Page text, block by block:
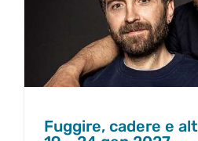
Fuggire, cadere e
19 – 24 gen
Fuggire, cadere e